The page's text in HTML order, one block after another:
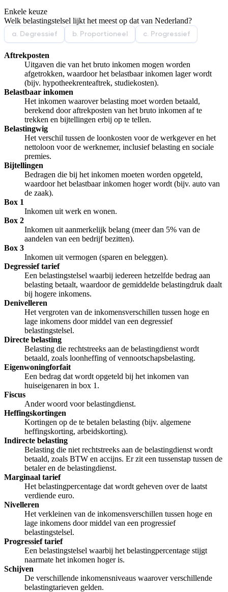
De uitleg gaat te langzaam
Afspelen werkte niet
Iets anders
Enkele keuze
Welk belastingstelsel lijkt het meest op dat van Nederland?
a. Degressief
b. Proportioneel c. Progressief
Aftrekposten
Uitgaven die van het bruto inkomen mogen worden
afgetrokken, waardoor het belastbaar inkomen lager wordt
(bijv. hypotheekrenteaftrek, studiekosten).
Belastbaar inkomen
Het inkomen waarover belasting moet worden betaald,
berekend door aftrekposten van het bruto inkomen af te
trekken en bijtellingen erbij op te tellen.
Belastingwig
Het verschil tussen de loonkosten voor de werkgever en het
nettoloon voor de werknemer, inclusief belasting en sociale
premies.
Bijtellingen
Bedragen die bij het inkomen moeten worden opgeteld,
waardoor het belastbaar inkomen hoger wordt (bijv. auto van
de zaak).
Box 1
Inkomen uit werk en wonen.
Box 2
Inkomen uit aanmerkelijk belang (meer dan 5% van de
aandelen van een bedrijf bezitten).
Box 3
Inkomen uit vermogen (sparen en beleggen).
Degressief tarief
Een belastingstelsel waarbij iedereen hetzelfde bedrag aan
belasting betaalt, waardoor de gemiddelde belastingdruk daalt
bij hogere inkomens.
Denivelleren
Het vergroten van de inkomensverschillen tussen hoge en
lage inkomens door middel van een degressief
belastingstelsel.
Directe belasting
Belasting die rechtstreeks aan de belastingdienst wordt
betaald, zoals loonheffing of vennootschapsbelasting.
Eigenwoningforfait
Een bedrag dat wordt opgeteld bij het inkomen van
huiseigenaren in box 1.
Fiscus
Ander woord voor belastingdienst.
Heffingskortingen
Kortingen op de te betalen belasting (bijv. algemene
heffingskorting, arbeidskorting).
Indirecte belasting
Belasting die niet rechtstreeks aan de belastingdienst wordt
betaald, zoals BTW en accijns. Er zit een tussenstap tussen de
betaler en de belastingdienst.
Marginaal tarief
Het belastingpercentage dat wordt geheven over de laatst
verdiende euro.
Nivelleren
Het verkleinen van de inkomensverschillen tussen hoge en
lage inkomens door middel van een progressief
belastingstelsel.
Progressief tarief
Een belastingstelsel waarbij het belastingpercentage stijgt
naarmate het inkomen hoger is.
Schijven
De verschillende inkomensniveaus waarover verschillende
belastingtarieven gelden.